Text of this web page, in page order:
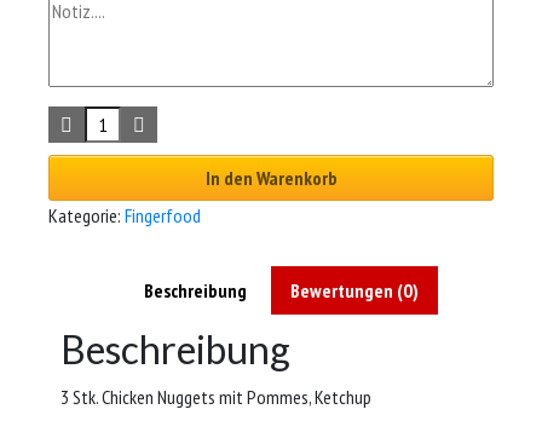
In den Warenkorb
Kategorie: Fingerfood
Beschreibung Bewertungen (0)
Beschreibung
3 Stk. Chicken Nuggets mit Pommes, Ketchup